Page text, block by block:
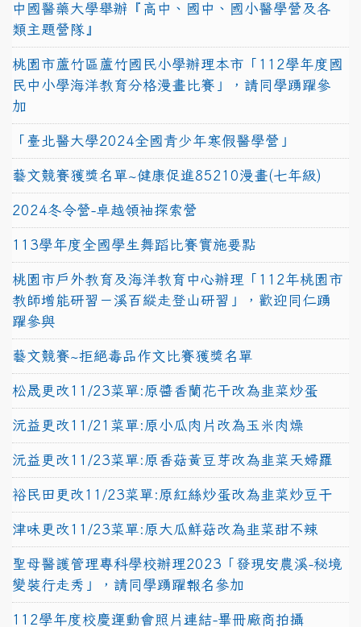
中國醫藥大學舉辦『高中、國中、國小醫學營及各
類主題營隊』
桃園市蘆竹區蘆竹國民小學辦理本市「112學年度國
民中小學海洋教育分格漫畫比賽」，請同學踴躍參
加
「臺北醫大學2024全國青少年寒假醫學營」
藝文競賽獲獎名單~健康促進85210漫畫(七年級)
2024冬令營-卓越領袖探索營
113學年度全國學生舞蹈比賽實施要點
桃園市戶外教育及海洋教育中心辦理「112年桃園市
教師增能研習－溪百縱走登山研習」，歡迎同仁踴
躍參與
藝文競賽~拒絕毒品作文比賽獲獎名單
松晟更改11/23菜單:原醬香蘭花干改為韭菜炒蛋
沅益更改11/21菜單:原小瓜肉片改為玉米肉燥
沅益更改11/23菜單:原香菇黃豆芽改為韭菜天婦羅
裕民田更改11/23菜單:原紅絲炒蛋改為韭菜炒豆干
津味更改11/23菜單:原大瓜鮮菇改為韭菜甜不辣
聖母醫護管理專科學校辦理2023「發現安農溪-秘境
變裝行走秀」，請同學踴躍報名參加
112學年度校慶運動會照片連結-畢冊廠商拍攝